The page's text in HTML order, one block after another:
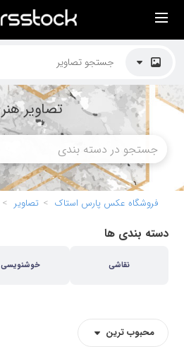
تصاویر
فروشگاه عکس پارس استاک تصاویر
دسته بندی ها
نقاشی خوشنویسی
محبوب ترین
لیست قیمت ها
کاربرد تصاویر
موضوعات تصاویر
دکوراسیون و فضاها
هنرمندان ایرانی
کسب درآمد از فروش تصاویر
بلاگ پارس استاک